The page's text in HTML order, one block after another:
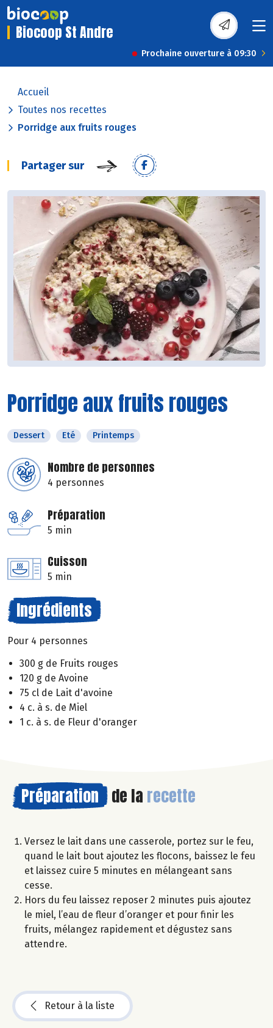
Biocoop St Andre
Prochaine ouverture à 09:30
Accueil
Toutes nos recettes
Porridge aux fruits rouges
Partager sur
Porridge aux fruits rouges
Dessert Eté Printemps
Nombre de personnes
4 personnes
Préparation
5 min
Cuisson
5 min
Ingrédients
Pour 4 personnes
300 g de Fruits rouges
120 g de Avoine
75 cl de Lait d'avoine
4 c. à s. de Miel
1 c. à s. de Fleur d'oranger
Préparation de la recette
Versez le lait dans une casserole, portez sur le feu,
quand le lait bout ajoutez les flocons, baissez le feu
et laissez cuire 5 minutes en mélangeant sans
cesse.
Hors du feu laissez reposer 2 minutes puis ajoutez
le miel, l’eau de fleur d’oranger et pour finir les
fruits, mélangez rapidement et dégustez sans
attendre.
Retour à la liste